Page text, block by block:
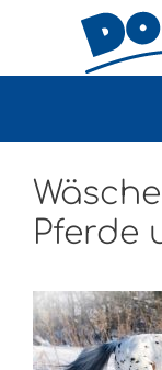
springen
Pferde